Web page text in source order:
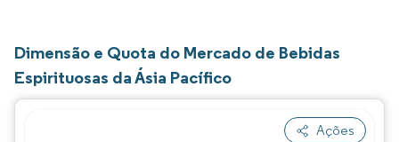
Dimensão e Quota do Mercado de Bebidas
Espirituosas da Ásia Pacífico
Ações